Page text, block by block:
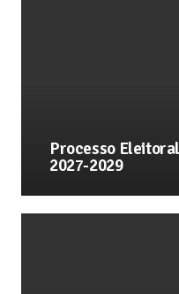
Processo
2027-2029